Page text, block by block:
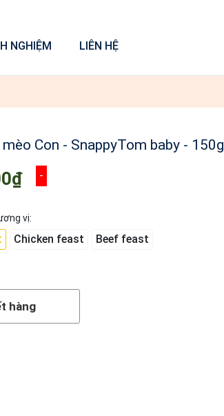
NGHIỆM LIÊN HỆ
Con - SnappyTom baby - 150g
-
vị:
Chicken feast Beef feast
hàng